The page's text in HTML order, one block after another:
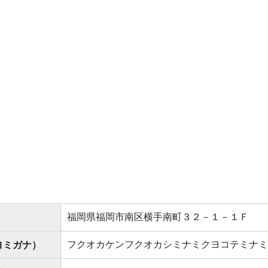
福岡県福岡市南区横手南町３２－１－１Ｆ
ガナ） フクオカケンフクオカシミナミクヨコテミナ